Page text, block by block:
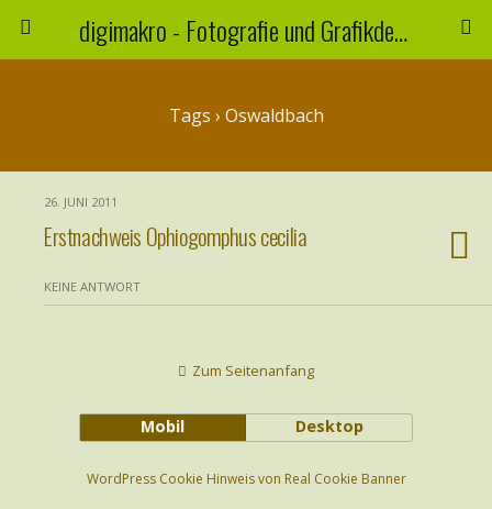
digimakro - Fotografie und Grafikdesign
Tags › Oswaldbach
26. JUNI 2011
Erstnachweis Ophiogomphus cecilia
KEINE ANTWORT
Zum Seitenanfang
Mobil Desktop
WordPress Cookie Hinweis von Real Cookie Banner